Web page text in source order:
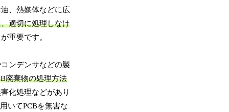
、熱媒体などに広
適切に処理しなけ
重要です。
ンデンサなどの製
廃棄物の処理方法
化処理などがあり
いてPCBを無害な